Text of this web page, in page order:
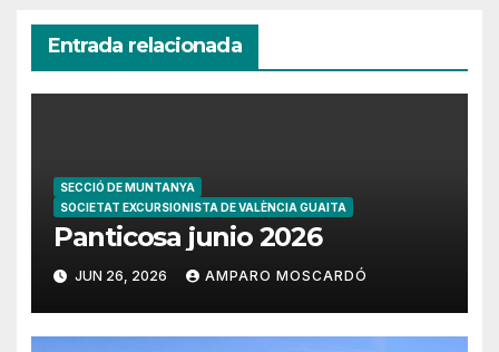
Entrada relacionada
SECCIÓ DE MUNTANYA
SOCIETAT EXCURSIONISTA DE VALÈNCIA GUAITA
Panticosa junio 2026
JUN 26, 2026 AMPARO MOSCARDÓ